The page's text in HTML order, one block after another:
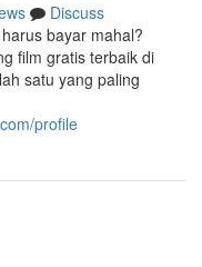
Discuss
bayar mahal?
film gratis terbaik di
satu yang paling
profile